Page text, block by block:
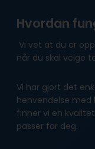
Hvordan
Vi vet at du er
når du skal velge
Vi har gjort det
henvendelse med
finner vi en
passer for deg.